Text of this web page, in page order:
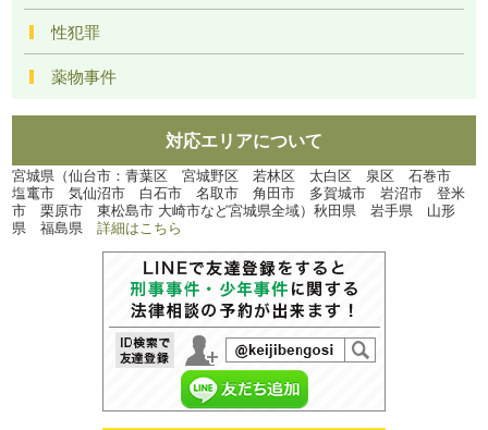
性犯罪
薬物事件
対応エリアについて
宮城県（仙台市：青葉区 宮城野区 若林区 太白区 泉区 石巻市
塩竃市 気仙沼市 白石市 名取市 角田市 多賀城市 岩沼市 登米
市 栗原市 東松島市 大崎市など宮城県全域）秋田県 岩手県 山形
県 福島県詳細はこちら